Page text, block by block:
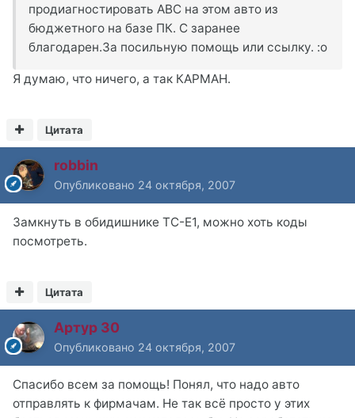
продиагностировать АВС на этом авто из
бюджетного на базе ПК. С заранее
благодарен.За посильную помощь или ссылку. :o
Я думаю, что ничего, а так КАРМАН.
Цитата
robbin
Опубликовано 24 октября, 2007
Замкнуть в обидишнике ТС-Е1, можно хоть коды
посмотреть.
Цитата
Артур 30
Опубликовано 24 октября, 2007
Спасибо всем за помощь! Понял, что надо авто
отправлять к фирмачам. Не так всё просто у этих